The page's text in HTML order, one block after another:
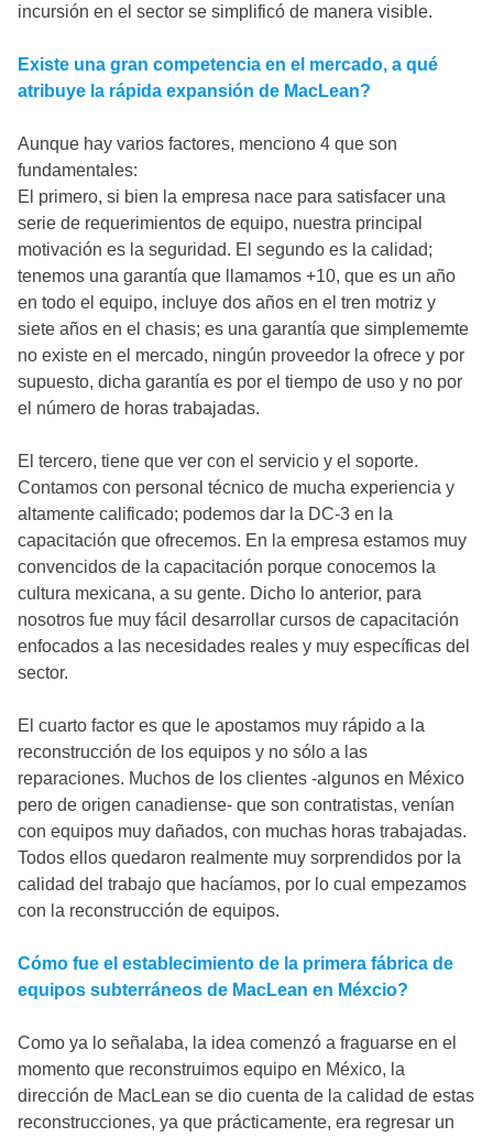
incursión en el sector se simplificó de manera visible.
Existe una gran competencia en el mercado, a qué
atribuye la rápida expansión de MacLean?
Aunque hay varios factores, menciono 4 que son
fundamentales:
El primero, si bien la empresa nace para satisfacer una
serie de requerimientos de equipo, nuestra principal
motivación es la seguridad. El segundo es la calidad;
tenemos una garantía que llamamos +10, que es un año
en todo el equipo, incluye dos años en el tren motriz y
siete años en el chasis; es una garantía que simplememte
no existe en el mercado, ningún proveedor la ofrece y por
supuesto, dicha garantía es por el tiempo de uso y no por
el número de horas trabajadas.
El tercero, tiene que ver con el servicio y el soporte.
Contamos con personal técnico de mucha experiencia y
altamente calificado; podemos dar la DC-3 en la
capacitación que ofrecemos. En la empresa estamos muy
convencidos de la capacitación porque conocemos la
cultura mexicana, a su gente. Dicho lo anterior, para
nosotros fue muy fácil desarrollar cursos de capacitación
enfocados a las necesidades reales y muy específicas del
sector.
El cuarto factor es que le apostamos muy rápido a la
reconstrucción de los equipos y no sólo a las
reparaciones. Muchos de los clientes -algunos en México
pero de origen canadiense- que son contratistas, venían
con equipos muy dañados, con muchas horas trabajadas.
Todos ellos quedaron realmente muy sorprendidos por la
calidad del trabajo que hacíamos, por lo cual empezamos
con la reconstrucción de equipos.
Cómo fue el establecimiento de la primera fábrica de
equipos subterráneos de MacLean en Méxcio?
Como ya lo señalaba, la idea comenzó a fraguarse en el
momento que reconstruimos equipo en México, la
dirección de MacLean se dio cuenta de la calidad de estas
reconstrucciones, ya que prácticamente, era regresar un